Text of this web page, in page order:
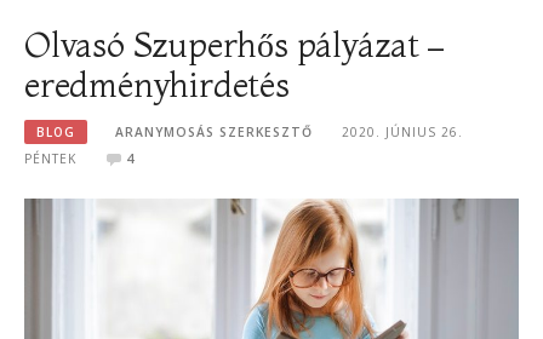
Olvasó Szuperhős pályázat –
eredményhirdetés
BLOG ARANYMOSÁS SZERKESZTŐ
2020. JÚNIUS 26.
PÉNTEK
4